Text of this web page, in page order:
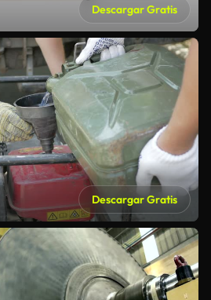
Descargar Gratis
Descargar Gratis